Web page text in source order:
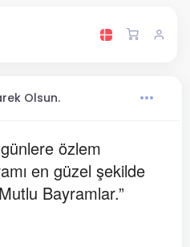
Olsun.
özlem
en güzel şekilde
Bayramlar.”